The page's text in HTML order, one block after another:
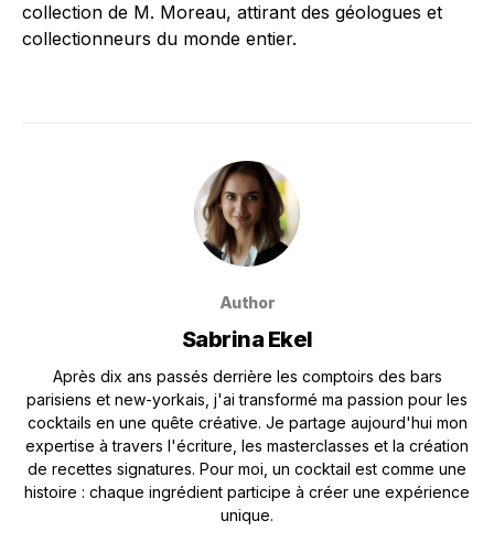
collection de M. Moreau, attirant des géologues et
collectionneurs du monde entier.
Author
Sabrina Ekel
Après dix ans passés derrière les comptoirs des bars
parisiens et new-yorkais, j'ai transformé ma passion pour les
cocktails en une quête créative. Je partage aujourd'hui mon
expertise à travers l'écriture, les masterclasses et la création
de recettes signatures. Pour moi, un cocktail est comme une
histoire : chaque ingrédient participe à créer une expérience
unique.